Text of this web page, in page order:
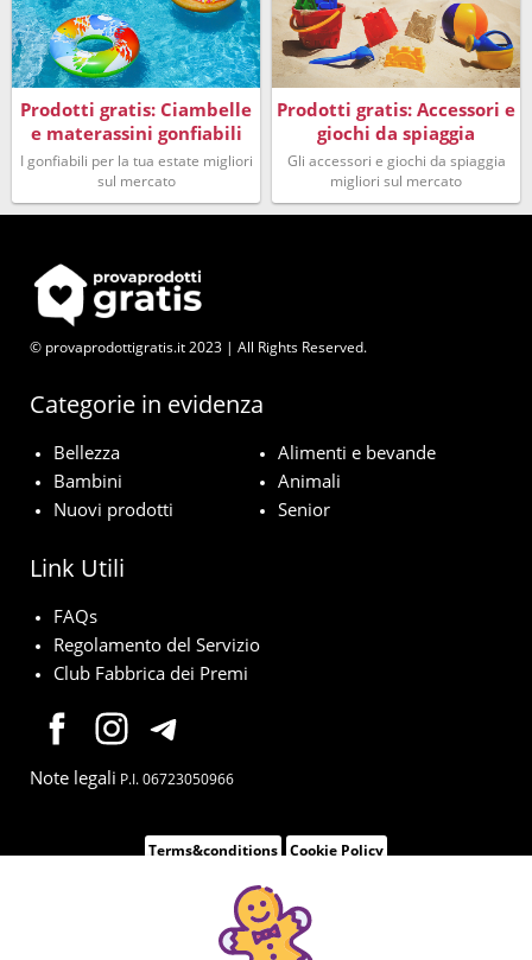
Prodotti gratis: Ciambelle
e materassini gonfiabili
I gonfiabili per la tua estate migliori
sul mercato
Prodotti gratis: Accessori e
giochi da spiaggia
Gli accessori e giochi da spiaggia
migliori sul mercato
© provaprodottigratis.it 2023 | All Rights Reserved.
Categorie in evidenza
Bellezza
Alimenti e bevande
Bambini
Animali
Nuovi prodotti
Senior
Link Utili
FAQs
Regolamento del Servizio
Club Fabbrica dei Premi
Note legali P.I. 06723050966
Terms&conditions Cookie Policy